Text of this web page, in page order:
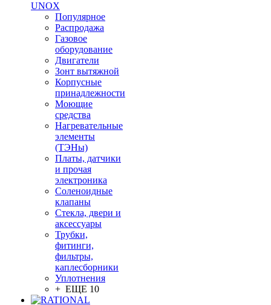
UNOX
Популярное
Распродажа
Газовое
оборудование
Двигатели
Зонт вытяжной
Корпусные
принадлежности
Моющие
средства
Нагревательные
элементы
(ТЭНы)
Платы, датчики
и прочая
электроника
Соленоидные
клапаны
Стекла, двери и
аксессуары
Трубки,
фитинги,
фильтры,
каплесборники
Уплотнения
+ ЕЩЕ 10